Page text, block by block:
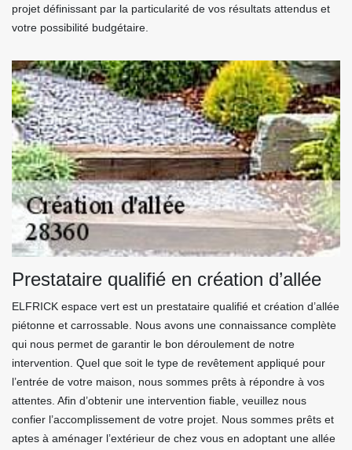
projet définissant par la particularité de vos résultats attendus et
votre possibilité budgétaire.
Prestataire qualifié en création d’allée
ELFRICK espace vert est un prestataire qualifié et création d’allée
piétonne et carrossable. Nous avons une connaissance complète
qui nous permet de garantir le bon déroulement de notre
intervention. Quel que soit le type de revêtement appliqué pour
l’entrée de votre maison, nous sommes prêts à répondre à vos
attentes. Afin d’obtenir une intervention fiable, veuillez nous
confier l’accomplissement de votre projet. Nous sommes prêts et
aptes à aménager l’extérieur de chez vous en adoptant une allée